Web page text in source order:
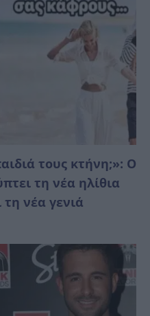
τους κτήνη;»: Ο
τη νέα ηλίθια
νέα γενιά